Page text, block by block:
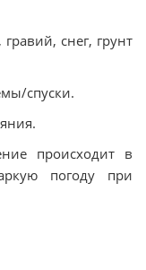
снег, грунт
спуски.
происходит в
погоду при